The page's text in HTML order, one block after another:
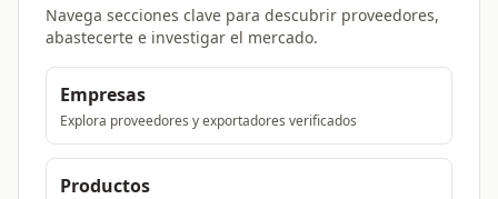
Navega secciones clave para descubrir proveedores,
abastecerte e investigar el mercado.
Empresas
Explora proveedores y exportadores verificados
Productos